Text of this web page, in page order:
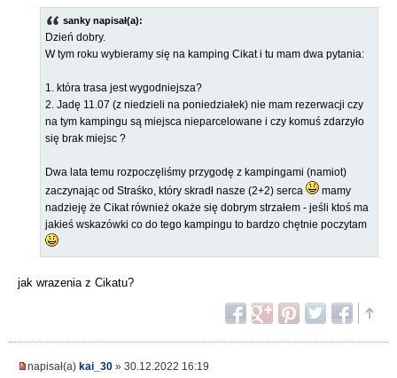
sanky napisał(a):
Dzień dobry.
W tym roku wybieramy się na kamping Cikat i tu mam dwa pytania:
1. która trasa jest wygodniejsza?
2. Jadę 11.07 (z niedzieli na poniedziałek) nie mam rezerwacji czy
na tym kampingu są miejsca nieparcelowane i czy komuś zdarzyło
się brak miejsc ?
Dwa lata temu rozpoczęliśmy przygodę z kampingami (namiot)
zaczynając od Straśko, który skradł nasze (2+2) serca
mamy
nadzieję że Cikat również okaże się dobrym strzałem - jeśli ktoś ma
jakieś wskazówki co do tego kampingu to bardzo chętnie poczytam
jak wrazenia z Cikatu?
napisał(a) kai_30 » 30.12.2022 16:19